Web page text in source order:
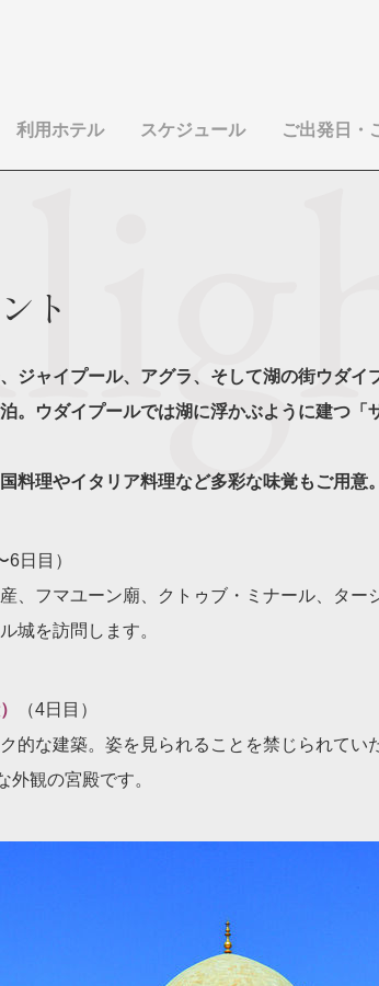
利用ホテル スケジュール ご出発日・
ト
ジャイプール、アグラ、そして湖の街ウダイ
。ウダイプールでは湖に浮かぶように建つ「
料理やイタリア料理など多彩な味覚もご用意。
6日目）
、フマユーン廟、クトゥブ・ミナール、ター
城を訪問します。
（4日目）
的な建築。姿を見られることを禁じられてい
外観の宮殿です。